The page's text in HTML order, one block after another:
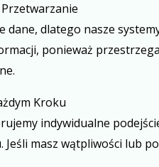
dane, dlatego nasze
ponieważ
Kroku
indywidualne
Jeśli masz wątpliwości lub